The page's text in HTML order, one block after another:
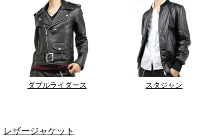
ダブルライダース スタジャン
レザージャケット